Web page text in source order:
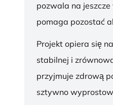
pozwala na
pomaga pozostać
Projekt opiera się
stabilnej i
przyjmuje zdrową
sztywno